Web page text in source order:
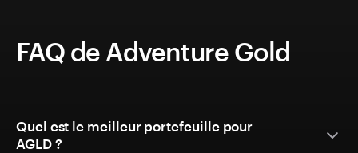
FAQ de Adventure Gold
Quel est le meilleur portefeuille pour
AGLD ?